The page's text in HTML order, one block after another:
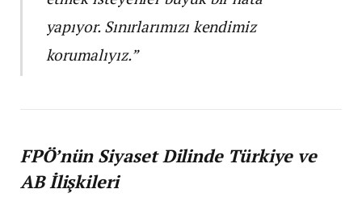
yapıyor. Sınırlarımızı kendimiz
korumalıyız.”
FPÖ’nün Siyaset Dilinde Türkiye ve
AB İlişkileri